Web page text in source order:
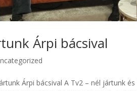
Árpi bácsival
Árpi bácsival A Tv2 – nél jártunk